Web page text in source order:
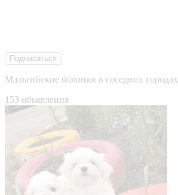
Подписаться
Мальтийские болонки в соседних городах
153 объявления